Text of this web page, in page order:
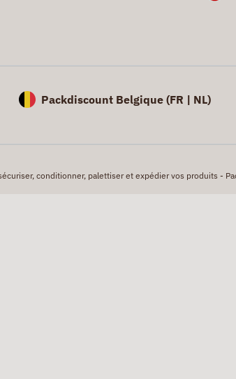
Packdiscount Belgique (FR | NL)
conditionner, palettiser et expédier vos produits -